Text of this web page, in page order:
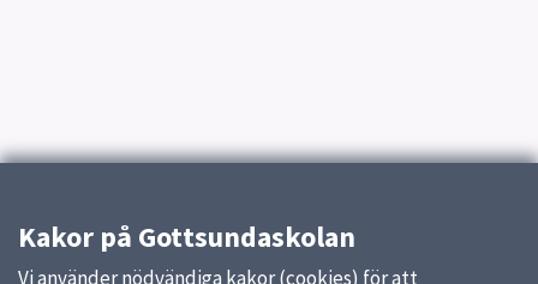
Kakor på Gottsundaskolan
Vi använder nödvändiga kakor (cookies) för att